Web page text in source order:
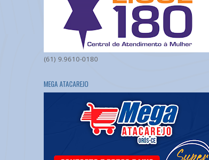
(61) 9.9610-0180
MEGA ATACAREJO